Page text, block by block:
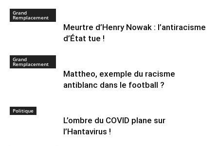
Grand
Remplacement
Meurtre d’Henry Nowak : l’antiracisme
d’État tue !
Grand
Remplacement
Mattheo, exemple du racisme
antiblanc dans le football ?
Politique
L’ombre du COVID plane sur
l’Hantavirus !